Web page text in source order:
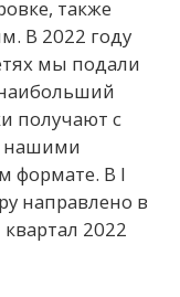
также
В 2022 году
мы подали
получают с
нашими
формате. В I
направлено в
2022